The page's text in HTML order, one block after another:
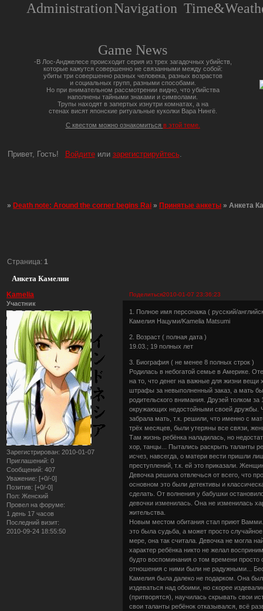
AdministrationNavigation
Game News
-В Лос-Анджелесе происходит серия из трех загадочных убийств,
которые кажутся совершенно не связанными между собой:
убиты три совершенно разных человека, разных возрастов
и социальных групп, разными способами.
Но при внимательном рассмотрении видно, что убийства
наполнены тайными знаками и символами.
Трупы находят в запертых изнутри комнатах, а на
стенах висят японские ритуальные куколки Вара Нингё.
С квестом можно ознакомиться в этой теме.
Привет, Гость! Войдитеили зарегистрируйтесь.
»Death note: Around the corner begins Rai »Принятые анкеты »Анкета
Анкета Камелии
Страница: 1
Поделиться2010-01-07 23:36:23
Kamelia
Участник
Зарегистрирован: 2010-01-07
Приглашений: 0
Сообщений: 407
Уважение: [+0/-0]
Позитив: [+0/-0]
Пол: Женский
Провел на форуме:
1 день 17 часов
Последний визит:
2010-09-24 18:55:50
1. Полное имя персонажа ( русский/
Камелия Нацуми/Kamelia Matsumi
2. Возраст ( полная дата )
19.03.; 19 полных лет
3. Биография ( не менее 8 полных строк )
Родилась в небогатой семье в Америке.
на то, что денег на важные для жизни вещи
штрафы за невыполненный заказ, а мать
родительского внимания. Друзей толком
окружающих недостойными своей дружбы.
забрала мать, т.к. решили, что именно с
трёх месяцев, были утеряны все связи,
Там жизнь ребёнка наладилась, но
хор, танцы... Пытались раскрыть таланты
исчез, навсегда, о матери вести пришли
преступлений, т.к. ей это приказали.
Девочка решила отвлечься от всего, что
основном это были детективы и
сделать. От волнения у бабушки
девочки изменилась. Она не изменилась
жительства.
Новым местом обитания стал приют Вамми.
это была судьба, а может просто
мере, она так считала. Девочка не могла
характер ребёнка никто не желал
будто воспоминания о том времени
отношения с ними были не радужными...
Камелия была далеко не подарком. Она
издеваться над обоими, но скорее
(притворятся), научилась скрывать свои
свои таланты ребёнок отказывался, всё